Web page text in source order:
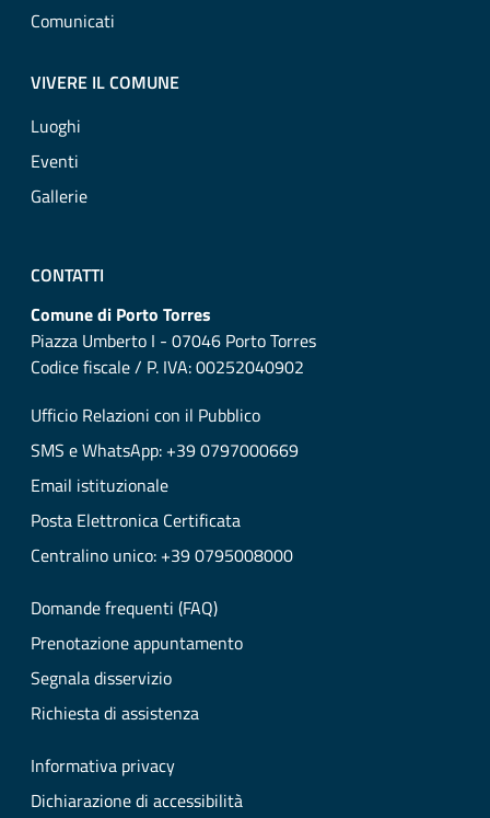
Comunicati
VIVERE IL COMUNE
Luoghi
Eventi
Gallerie
CONTATTI
Comune di Porto Torres
Piazza Umberto I - 07046 Porto Torres
Codice fiscale / P. IVA: 00252040902
Ufficio Relazioni con il Pubblico
SMS e WhatsApp: +39 0797000669
Email istituzionale
Posta Elettronica Certificata
Centralino unico: +39 0795008000
Domande frequenti (FAQ)
Prenotazione appuntamento
Segnala disservizio
Richiesta di assistenza
Informativa privacy
Dichiarazione di accessibilità